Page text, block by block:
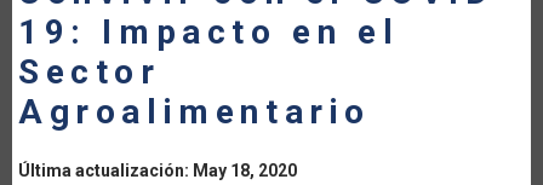
LA
NAVEGACIÓN
19: Impacto en el
Sector
Agroalimentario
Última actualización: May 18, 2020